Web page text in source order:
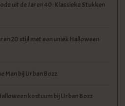
uit de Jaren 40: Klassieke Stukken
20 stijl met een uniek Halloween
Man bij Urban Bozz
kostuum bij Urban Bozz